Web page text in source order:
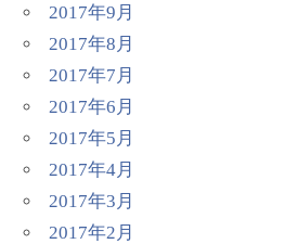
2017年9月
2017年8月
2017年7月
2017年6月
2017年5月
2017年4月
2017年3月
2017年2月